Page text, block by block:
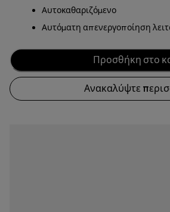
Αυτοκαθαριζόμενο
Αυτόματη απενεργοποίηση
Προσθήκη στο
Ανακαλύψτε